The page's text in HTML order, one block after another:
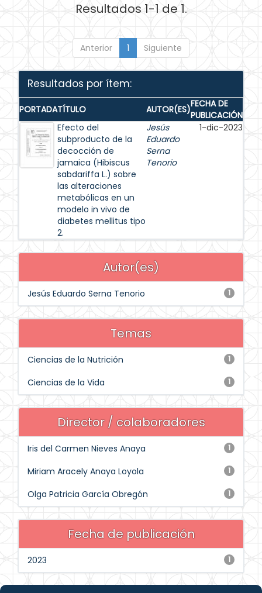
Resultados 1-1 de 1.
Anterior 1 Siguiente
Resultados por ítem:
PORTADATÍTULO AUTOR(ES)FECHA DE
PUBLICACIÓN
Efecto del
subproducto de la
decocción de
jamaica (Hibiscus
sabdariffa L.) sobre
las alteraciones
metabólicas en un
modelo in vivo de
diabetes mellitus tipo
2.
Jesús
Eduardo
Serna
Tenorio
1-dic-2023
Autor(es)
1
Jesús Eduardo Serna Tenorio
Temas
1
Ciencias de la Nutrición
1
Ciencias de la Vida
Director / colaboradores
1
Iris del Carmen Nieves Anaya
1
Miriam Aracely Anaya Loyola
1
Olga Patricia García Obregón
Fecha de publicación
1
2023